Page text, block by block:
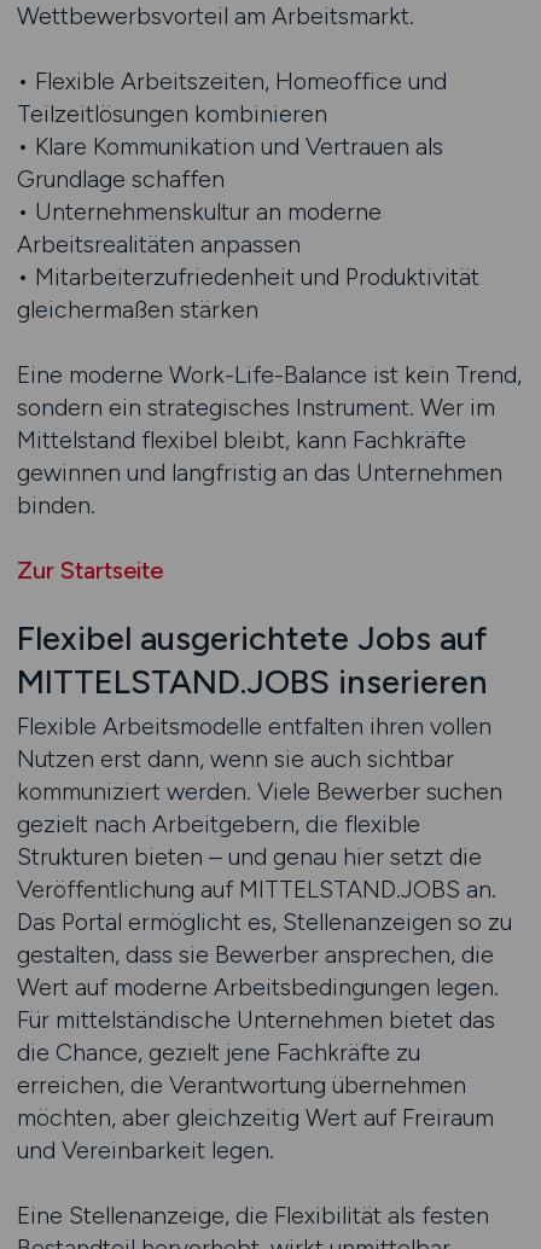
Wettbewerbsvorteil am Arbeitsmarkt.
• Flexible Arbeitszeiten, Homeoffice und
Teilzeitlösungen kombinieren
• Klare Kommunikation und Vertrauen als
Grundlage schaffen
• Unternehmenskultur an moderne
Arbeitsrealitäten anpassen
• Mitarbeiterzufriedenheit und Produktivität
gleichermaßen stärken
Eine moderne Work-Life-Balance ist kein Trend,
sondern ein strategisches Instrument. Wer im
Mittelstand flexibel bleibt, kann Fachkräfte
gewinnen und langfristig an das Unternehmen
binden.
Zur Startseite
Flexibel ausgerichtete Jobs auf
MITTELSTAND.JOBS inserieren
Flexible Arbeitsmodelle entfalten ihren vollen
Nutzen erst dann, wenn sie auch sichtbar
kommuniziert werden. Viele Bewerber suchen
gezielt nach Arbeitgebern, die flexible
Strukturen bieten – und genau hier setzt die
Veröffentlichung auf MITTELSTAND.JOBS an.
Das Portal ermöglicht es, Stellenanzeigen so zu
gestalten, dass sie Bewerber ansprechen, die
Wert auf moderne Arbeitsbedingungen legen.
Für mittelständische Unternehmen bietet das
die Chance, gezielt jene Fachkräfte zu
erreichen, die Verantwortung übernehmen
möchten, aber gleichzeitig Wert auf Freiraum
und Vereinbarkeit legen.
Eine Stellenanzeige, die Flexibilität als festen